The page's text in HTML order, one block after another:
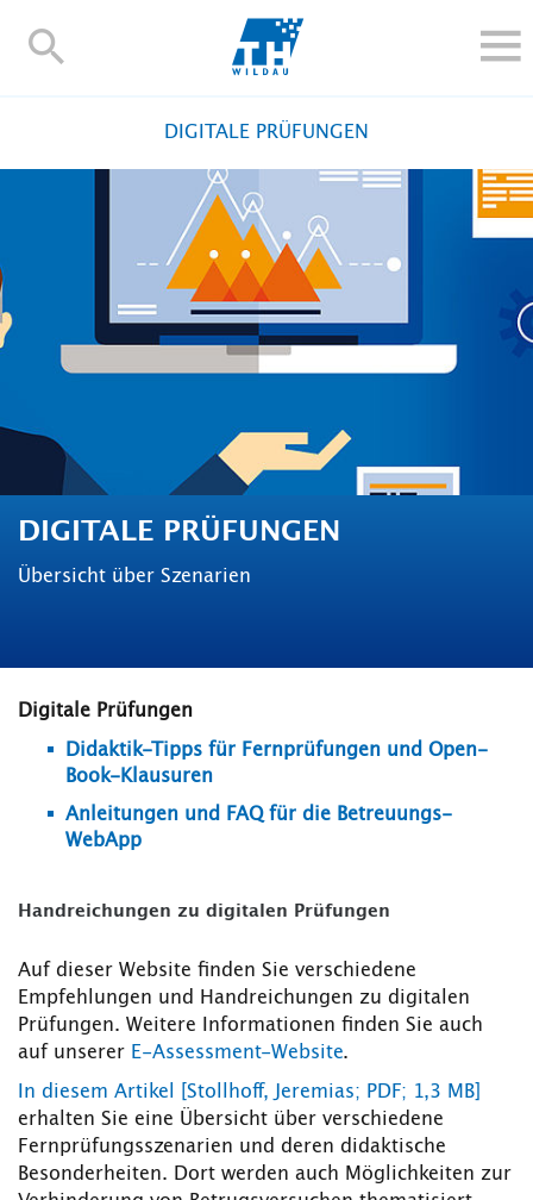
TH-
STUDIEREN UND WEITERBILDEN
FORSCHUNG UND TRANSFER
HOCHSCHULE
INTERNATIONAL
BESCHÄFTIGTE
Personensuche English
DIGITALE PRÜFUNGEN
DIGITALE PRÜFUNGEN
Übersicht über Szenarien
Digitale Prüfungen
Didaktik-Tipps für Fernprüfungen und Open-
Book-Klausuren
Anleitungen und FAQ für die Betreuungs-
WebApp
Handreichungen zu digitalen Prüfungen
Auf dieser Website finden Sie verschiedene
Empfehlungen und Handreichungen zu digitalen
Prüfungen. Weitere Informationen finden Sie auch
auf unserer E-Assessment-Website.
In diesem Artikel [Stollhoff, Jeremias; PDF; 1,3 MB]
erhalten Sie eine Übersicht über verschiedene
Fernprüfungsszenarien und deren didaktische
Besonderheiten. Dort werden auch Möglichkeiten zur